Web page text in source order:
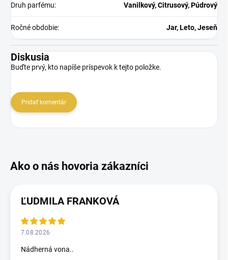
Druh parfému: Vanilkový, Citrusový, Púdrový
Ročné obdobie: Jar, Leto, Jeseň
Diskusia
Buďte prvý, kto napíše príspevok k tejto položke.
Pridať komentár
ĽUDMILA FRANKOVÁ
7.08.2026
Nádherná vona..